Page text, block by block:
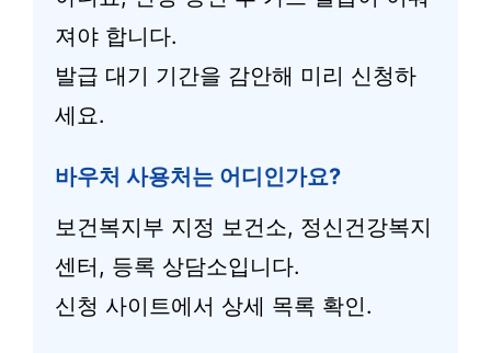
져야 합니다.
발급 대기 기간을 감안해 미리 신청하
세요.
바우처 사용처는 어디인가요?
보건복지부 지정 보건소, 정신건강복지
센터, 등록 상담소입니다.
신청 사이트에서 상세 목록 확인.